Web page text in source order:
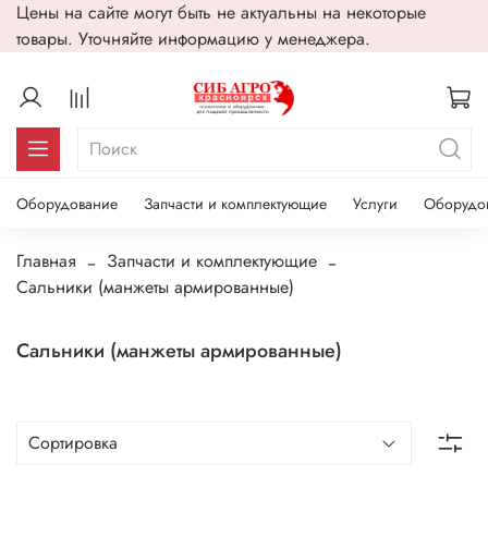
Цены на сайте могут быть не актуальны на некоторые
товары. Уточняйте информацию у менеджера.
Оборудование Запчасти и комплектующие Услуги
Главная
Запчасти и комплектующие
Сальники (манжеты армированные)
Сальники (манжеты армированные)